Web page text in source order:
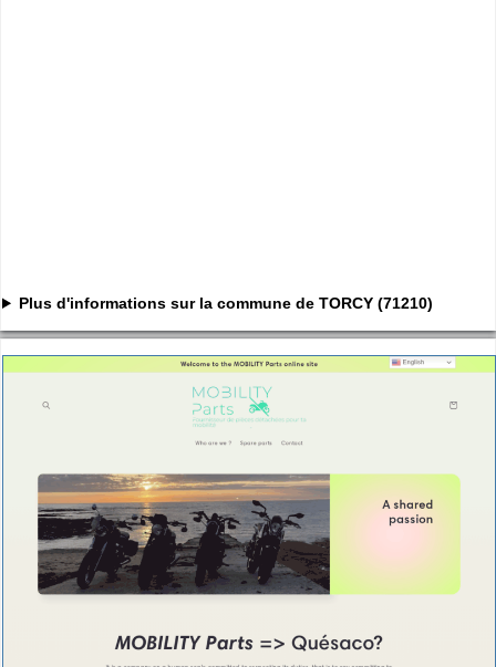
Plus d'informations sur la commune de TORCY (71210)